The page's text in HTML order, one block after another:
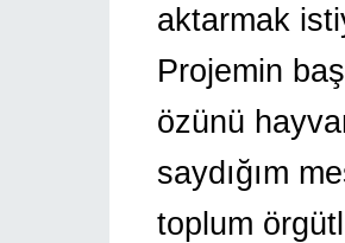
aktarmak
Projemin
özünü
saydığım
toplum